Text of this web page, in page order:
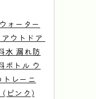
ォーター
ウトドア
水 漏れ防
ボトル ウ
レーニ
(ピンク)